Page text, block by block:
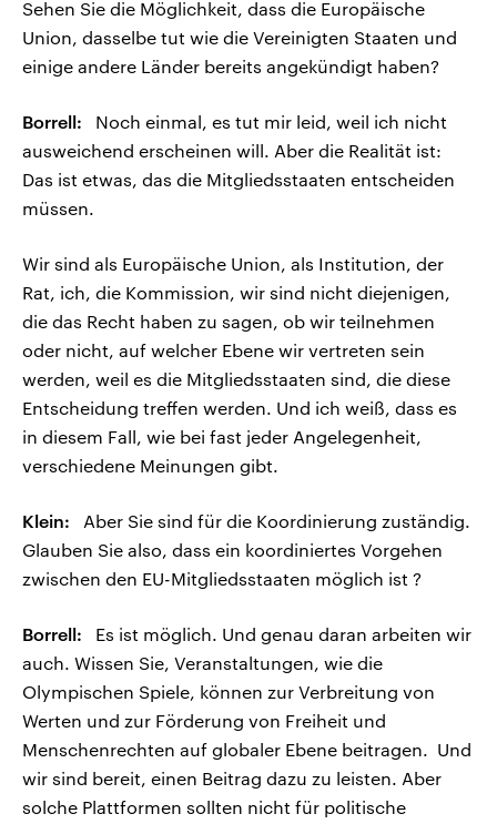
Sehen Sie die Möglichkeit, dass die Europäische
Union, dasselbe tut wie die Vereinigten Staaten und
einige andere Länder bereits angekündigt haben?
Borrell: Noch einmal, es tut mir leid, weil ich nicht
ausweichend erscheinen will. Aber die Realität ist:
Das ist etwas, das die Mitgliedsstaaten entscheiden
müssen.
Wir sind als Europäische Union, als Institution, der
Rat, ich, die Kommission, wir sind nicht diejenigen,
die das Recht haben zu sagen, ob wir teilnehmen
oder nicht, auf welcher Ebene wir vertreten sein
werden, weil es die Mitgliedsstaaten sind, die diese
Entscheidung treffen werden. Und ich weiß, dass es
in diesem Fall, wie bei fast jeder Angelegenheit,
verschiedene Meinungen gibt.
Klein: Aber Sie sind für die Koordinierung zuständig.
Glauben Sie also, dass ein koordiniertes Vorgehen
zwischen den EU-Mitgliedsstaaten möglich ist ?
Borrell: Es ist möglich. Und genau daran arbeiten wir
auch. Wissen Sie, Veranstaltungen, wie die
Olympischen Spiele, können zur Verbreitung von
Werten und zur Förderung von Freiheit und
Menschenrechten auf globaler Ebene beitragen. Und
wir sind bereit, einen Beitrag dazu zu leisten. Aber
solche Plattformen sollten nicht für politische